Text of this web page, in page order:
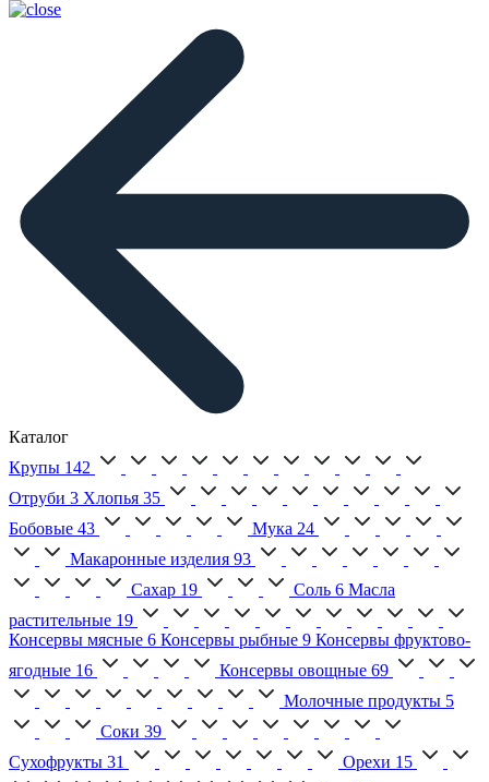
Каталог
Крупы 142
Отруби 3 Хлопья 35
Бобовые 43 Мука 24
Макаронные изделия 93
Сахар 19 Соль 6 Масла
растительные 19
Консервы мясные 6 Консервы рыбные 9 Консервы фруктово-
ягодные 16 Консервы овощные 69
Молочные продукты 5
Соки 39
Сухофрукты 31 Орехи 15